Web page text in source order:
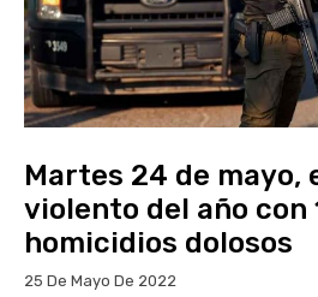
Martes 24 de mayo,
violento del año con
homicidios dolosos
25 De Mayo De 2022